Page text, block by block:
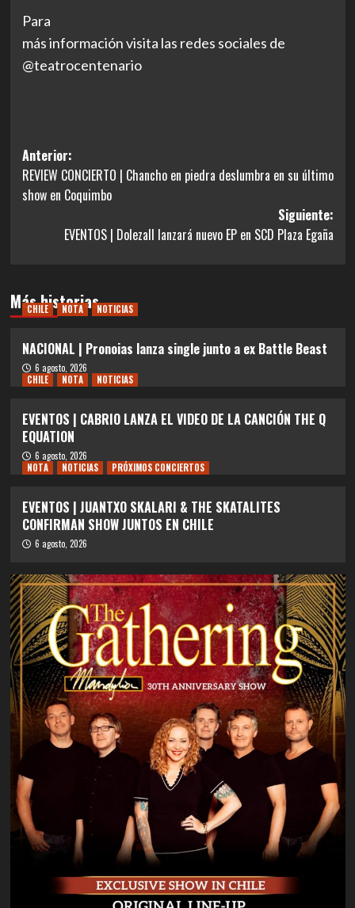
Para
más información visita las redes sociales de
@teatrocentenario
Navegación
de
entradas
Anterior:
REVIEW CONCIERTO | Chancho en piedra deslumbra en su último
show en Coquimbo
Siguiente:
EVENTOS | Dolezall lanzará nuevo EP en SCD Plaza Egaña
Más historias
CHILE NOTA NOTICIAS
NACIONAL | Pronoias lanza single junto a ex Battle Beast
6 agosto, 2026
CHILE
NOTA NOTICIAS
EVENTOS | CABRIO LANZA EL VIDEO DE LA CANCIÓN THE Q
EQUATION
6 agosto, 2026
NOTA
NOTICIAS PRÓXIMOS CONCIERTOS
EVENTOS | JUANTXO SKALARI & THE SKATALITES
CONFIRMAN SHOW JUNTOS EN CHILE
6 agosto, 2026